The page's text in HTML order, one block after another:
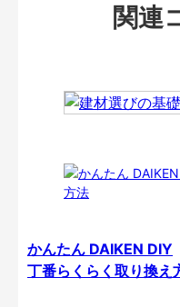
関連
かんたん DAIKEN DIY
丁番らくらく取り換え